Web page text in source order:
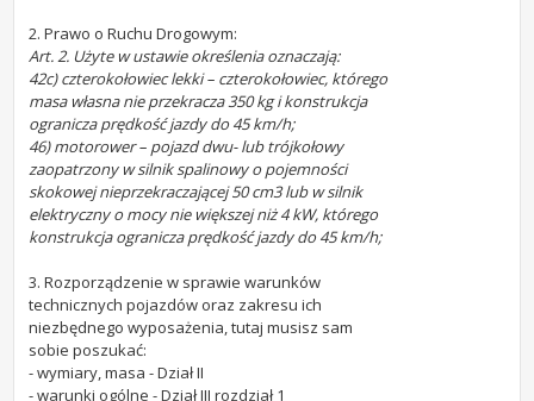
2. Prawo o Ruchu Drogowym:
Art. 2. Użyte w ustawie określenia oznaczają:
42c) czterokołowiec lekki – czterokołowiec, którego
masa własna nie przekracza 350 kg i konstrukcja
ogranicza prędkość jazdy do 45 km/h;
46) motorower – pojazd dwu- lub trójkołowy
zaopatrzony w silnik spalinowy o pojemności
skokowej nieprzekraczającej 50 cm3 lub w silnik
elektryczny o mocy nie większej niż 4 kW, którego
konstrukcja ogranicza prędkość jazdy do 45 km/h;
3. Rozporządzenie w sprawie warunków
technicznych pojazdów oraz zakresu ich
niezbędnego wyposażenia, tutaj musisz sam
sobie poszukać:
- wymiary, masa - Dział II
- warunki ogólne - Dział III rozdział 1